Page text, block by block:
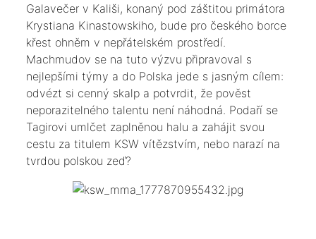
​Galavečer v Kališi, konaný pod záštitou primátora
Krystiana Kinastowskiho, bude pro českého borce
křest ohněm v nepřátelském prostředí.
Machmudov se na tuto výzvu připravoval s
nejlepšími týmy a do Polska jede s jasným cílem:
odvézt si cenný skalp a potvrdit, že pověst
neporazitelného talentu není náhodná. Podaří se
Tagirovi umlčet zaplněnou halu a zahájit svou
cestu za titulem KSW vítězstvím, nebo narazí na
tvrdou polskou zeď?​